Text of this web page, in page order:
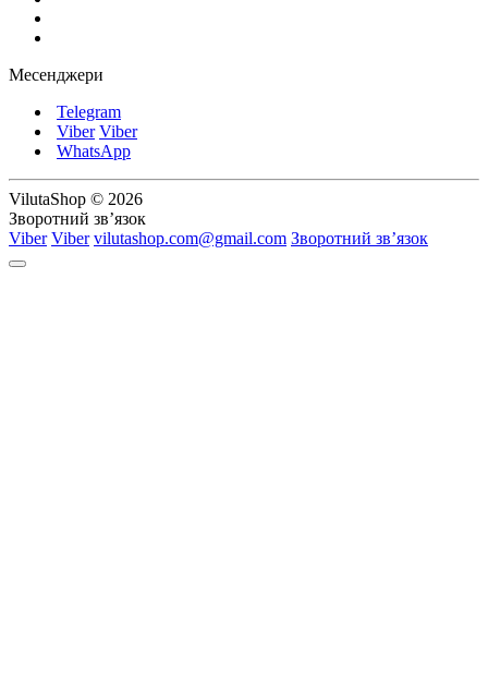
Месенджери
Telegram
Viber Viber
WhatsApp
VilutaShop © 2026
Зворотний зв’язок
Viber Viber vilutashop.com@gmail.com Зворотний зв’язок